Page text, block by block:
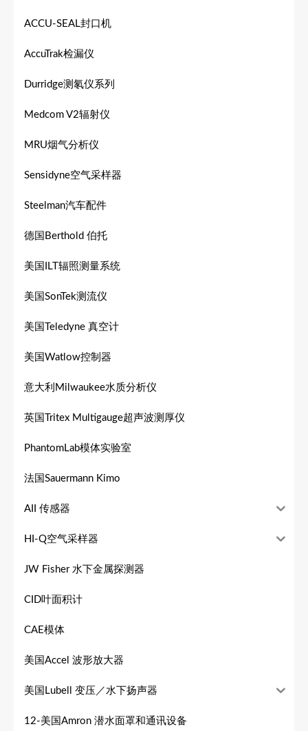
ACCU-SEAL封口机
AccuTrak检漏仪
Durridge测氡仪系列
Medcom V2辐射仪
MRU烟气分析仪
Sensidyne空气采样器
Steelman汽车配件
德国Berthold 伯托
美国ILT辐照测量系统
美国SonTek测流仪
美国Teledyne 真空计
美国Watlow控制器
意大利Milwaukee水质分析仪
英国Tritex Multigauge超声波测厚仪
PhantomLab模体实验室
法国Sauermann Kimo
AII 传感器
HI-Q空气采样器
JW Fisher 水下金属探测器
CID叶面积计
CAE模体
美国Accel 波形放大器
美国Lubell 变压／水下扬声器
12-美国Amron 潜水面罩和通讯设备